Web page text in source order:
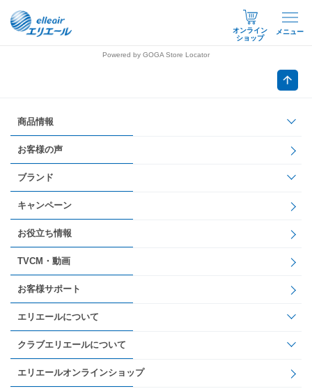
オンライン
ショップ
メニュー
Powered by GOGA Store Locator
商品情報
お客様の声
ブランド
キャンペーン
お役立ち情報
TVCM・動画
お客様サポート
エリエールについて
クラブエリエールについて
エリエールオンラインショップ